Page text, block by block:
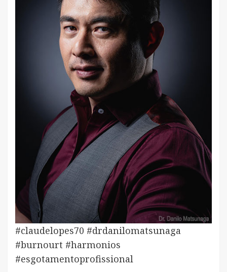
#claudelopes70 #drdanilomatsunaga
#burnourt #harmonios
#esgotamentoprofissional